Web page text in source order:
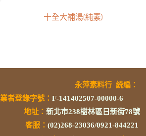
十全大補湯(純素)
永萍素料行 統編 ：
者登錄字號： F-141402507-00000-6
： 新北市238樹林區日新街78號
： (02)268-23036/0921-844221